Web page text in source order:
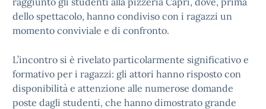
dello spettacolo, hanno condiviso con i ragazzi un
momento conviviale e di confronto.
L’incontro si è rivelato particolarmente significativo e
formativo per i ragazzi: gli attori hanno risposto con
disponibilità e attenzione alle numerose domande
poste dagli studenti, che hanno dimostrato grande